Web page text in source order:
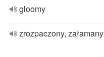
gloomy
zrozpaczony, załamany